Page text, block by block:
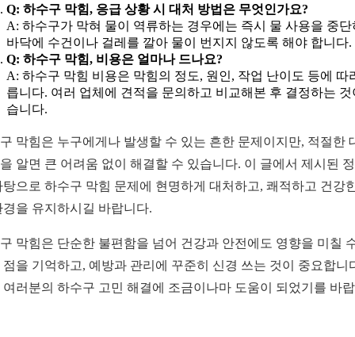
Q: 하수구 막힘, 응급 상황 시 대처 방법은 무엇인가요?
A: 하수구가 막혀 물이 역류하는 경우에는 즉시 물 사용을 중단
바닥에 수건이나 걸레를 깔아 물이 번지지 않도록 해야 합니다.
Q: 하수구 막힘, 비용은 얼마나 드나요?
A: 하수구 막힘 비용은 막힘의 정도, 원인, 작업 난이도 등에 따
릅니다. 여러 업체에 견적을 문의하고 비교해본 후 결정하는 것
습니다.
막힘은 누구에게나 발생할 수 있는 흔한 문제이지만, 적절한
알면 큰 어려움 없이 해결할 수 있습니다. 이 글에서 제시된
탕으로 하수구 막힘 문제에 현명하게 대처하고, 쾌적하고 건강
경을 유지하시길 바랍니다.
막힘은 단순한 불편함을 넘어 건강과 안전에도 영향을 미칠
점을 기억하고, 예방과 관리에 꾸준히 신경 쓰는 것이 중요합니
여러분의 하수구 고민 해결에 조금이나마 도움이 되었기를 바